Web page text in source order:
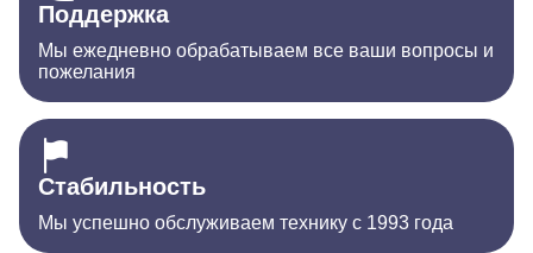
Поддержка
Мы ежедневно обрабатываем все ваши вопросы и
пожелания
Стабильность
Мы успешно обслуживаем технику с 1993 года